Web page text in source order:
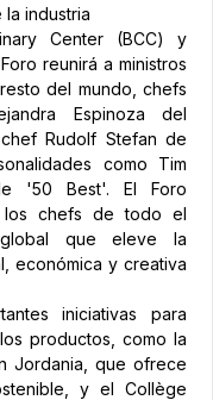
industria
Center (BCC) y
reunirá a ministros
del mundo, chefs
Espinoza del
Rudolf Stefan de
como Tim
'50 Best'. El Foro
los chefs de todo el
que eleve la
económica y creativa
iniciativas para
productos, como la
Jordania, que ofrece
y el Collège